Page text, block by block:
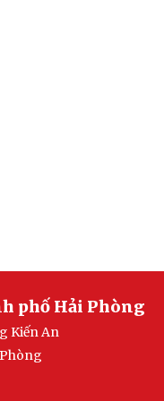
phố Hải Phòng
Kiến An